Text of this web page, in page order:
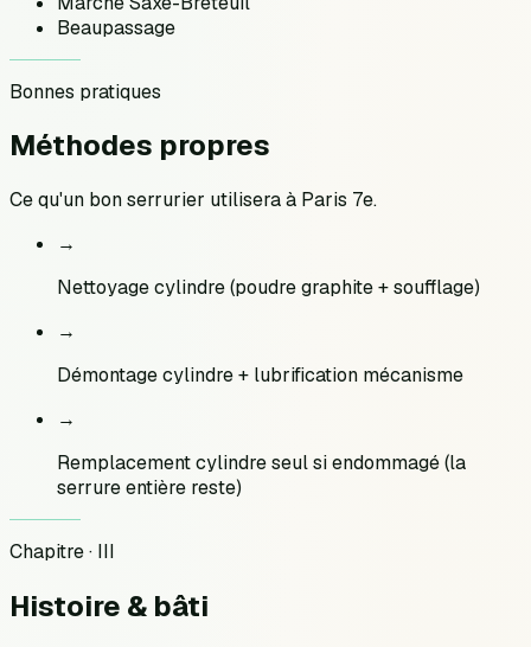
Beaupassage
Bonnes pratiques
Méthodes propres
Ce qu'un bon serrurier utilisera à Paris 7e.
→
Nettoyage cylindre (poudre graphite + soufflage)
→
Démontage cylindre + lubrification mécanisme
→
Remplacement cylindre seul si endommagé (la
serrure entière reste)
Chapitre · III
Histoire & bâti